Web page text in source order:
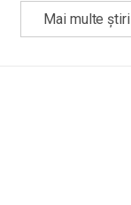
Mai multe știri